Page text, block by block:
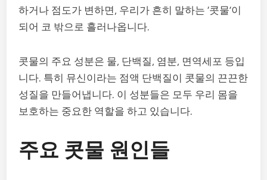
하거나 점도가 변하면, 우리가 흔히 말하는 ‘콧물’이
되어 코 밖으로 흘러나옵니다.
콧물의 주요 성분은 물, 단백질, 염분, 면역세포 등입
니다. 특히 뮤신이라는 점액 단백질이 콧물의 끈끈한
성질을 만들어냅니다. 이 성분들은 모두 우리 몸을
보호하는 중요한 역할을 하고 있습니다.
주요 콧물 원인들